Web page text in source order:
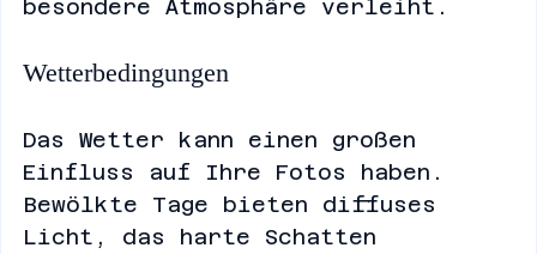
und warm, was Ihren Bildern eine
Das Wetter kann einen großen
Einfluss auf Ihre Fotos haben.
Bewölkte Tage bieten diffuses